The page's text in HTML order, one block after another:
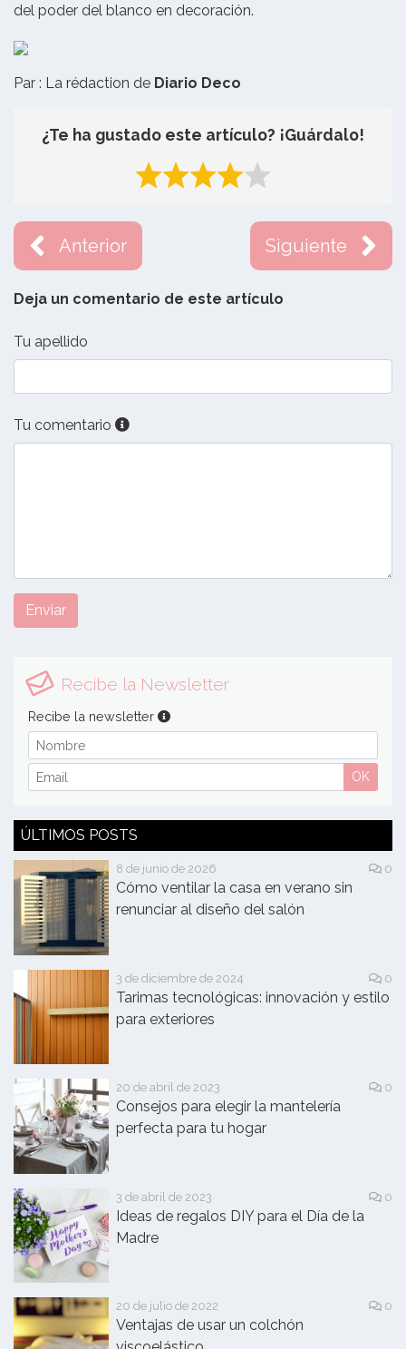
del poder del blanco en decoración.
Par : La rédaction de Diario Deco
¿Te ha gustado este artículo? ¡Guárdalo!
Anterior Siguiente
Deja un comentario de este artículo
Tu apellido
Tu comentario
Enviar
Recibe la Newsletter
Recibe la newsletter
OK
ÚLTIMOS POSTS
8 de junio de 2026 0
Cómo ventilar la casa en verano sin
renunciar al diseño del salón
3 de diciembre de 2024 0
Tarimas tecnológicas: innovación y estilo
para exteriores
20 de abril de 2023 0
Consejos para elegir la mantelería
perfecta para tu hogar
3 de abril de 2023 0
Ideas de regalos DIY para el Día de la
Madre
20 de julio de 2022 0
Ventajas de usar un colchón